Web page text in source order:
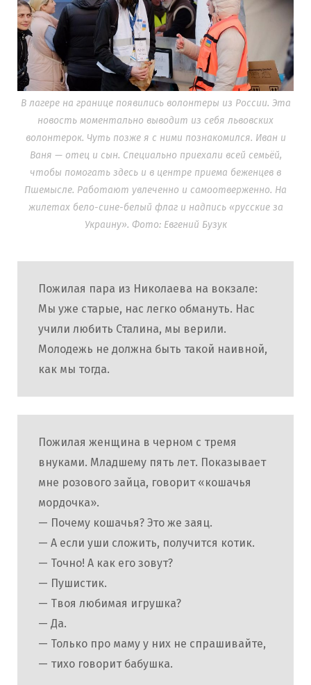
В лагере на границе появились волонтеры из России. Эта
новость моментально выводит из себя львовских
волонтерок. Чуть позже я с ними познакомился. Иван и
Ваня — отец и сын. Специально приехали всей семьёй,
чтобы помогать здесь и в центре приема беженцев в
Пшемысле. Работают увлеченно и самоотверженно. На
жилетах бело-сине-белый флаг и надпись «русские за
Украину». Фото: Евгений Бузук
Пожилая пара из Николаева на вокзале:
Мы уже старые, нас легко обмануть. Нас
учили любить Сталина, мы верили.
Молодежь не должна быть такой наивной,
как мы тогда.
Пожилая женщина в черном с тремя
внуками. Младшему пять лет. Показывает
мне розового зайца, говорит «кошачья
мордочка».
— Почему кошачья? Это же заяц.
— А если уши сложить, получится котик.
— Точно! А как его зовут?
— Пушистик.
— Твоя любимая игрушка?
— Да.
— Только про маму у них не спрашивайте,
— тихо говорит бабушка.